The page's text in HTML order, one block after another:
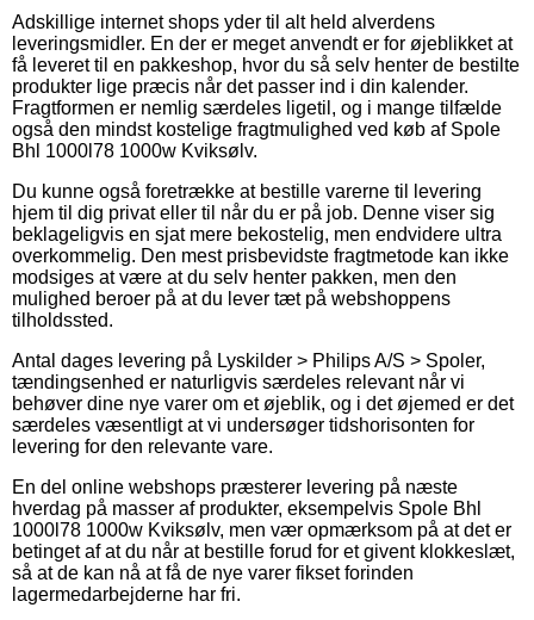
Adskillige internet shops yder til alt held alverdens
leveringsmidler. En der er meget anvendt er for øjeblikket at
få leveret til en pakkeshop, hvor du så selv henter de bestilte
produkter lige præcis når det passer ind i din kalender.
Fragtformen er nemlig særdeles ligetil, og i mange tilfælde
også den mindst kostelige fragtmulighed ved køb af Spole
Bhl 1000l78 1000w Kviksølv.
Du kunne også foretrække at bestille varerne til levering
hjem til dig privat eller til når du er på job. Denne viser sig
beklageligvis en sjat mere bekostelig, men endvidere ultra
overkommelig. Den mest prisbevidste fragtmetode kan ikke
modsiges at være at du selv henter pakken, men den
mulighed beroer på at du lever tæt på webshoppens
tilholdssted.
Antal dages levering på Lyskilder > Philips A/S > Spoler,
tændingsenhed er naturligvis særdeles relevant når vi
behøver dine nye varer om et øjeblik, og i det øjemed er det
særdeles væsentligt at vi undersøger tidshorisonten for
levering for den relevante vare.
En del online webshops præsterer levering på næste
hverdag på masser af produkter, eksempelvis Spole Bhl
1000l78 1000w Kviksølv, men vær opmærksom på at det er
betinget af at du når at bestille forud for et givent klokkeslæt,
så at de kan nå at få de nye varer fikset forinden
lagermedarbejderne har fri.